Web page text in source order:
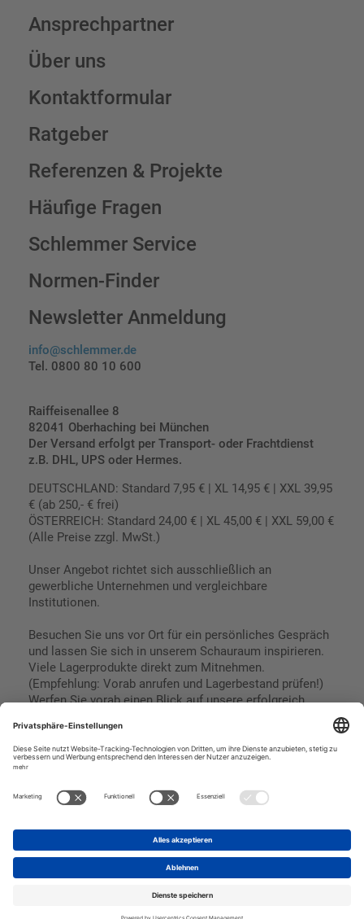
Ansprechpartner
Über uns
Kontaktformular
Ratgeber
Referenzen & Projekte
Häufige Fragen
Schlemmer Service
Normen-Finder
Newsletter Anmeldung
info@schlemmer.de
Tel. 0800 80 10 600
Raiffeisenallee 8
82041 Oberhaching bei München
Der Versand erfolgt per Transport- oder Frachtdienst
z.B. DHL, UPS oder Hermes.
DEUTSCHLAND: Standard 7,95 € | XL 14,95 € | XXL 39,95
€ (ab 250,- € frei)
ÖSTERREICH: Standard 24,00 € | XL 45,00 € | XXL 59,00 €
(Alle Preise zzgl. MwSt.)
Unser Angebot richtet sich ausschließlich an
gewerbliche Unternehmen und vergleichbare
Institutionen.
Besuchen Sie uns vor Ort für ein persönliches Gespräch
und lassen Sie sich in unserem Schauraum inspirieren.
Viele Lagerprodukte direkt zum Mitnehmen.
(Empfehlung: Vorab anrufen und Lagerbestand prüfen!)
Werfen Sie vorab einen Blick auf unsere erfolgreich
Impressum
Datenschutz
SEPA Lastschrift
Kreditkarte
Rechnungskauf